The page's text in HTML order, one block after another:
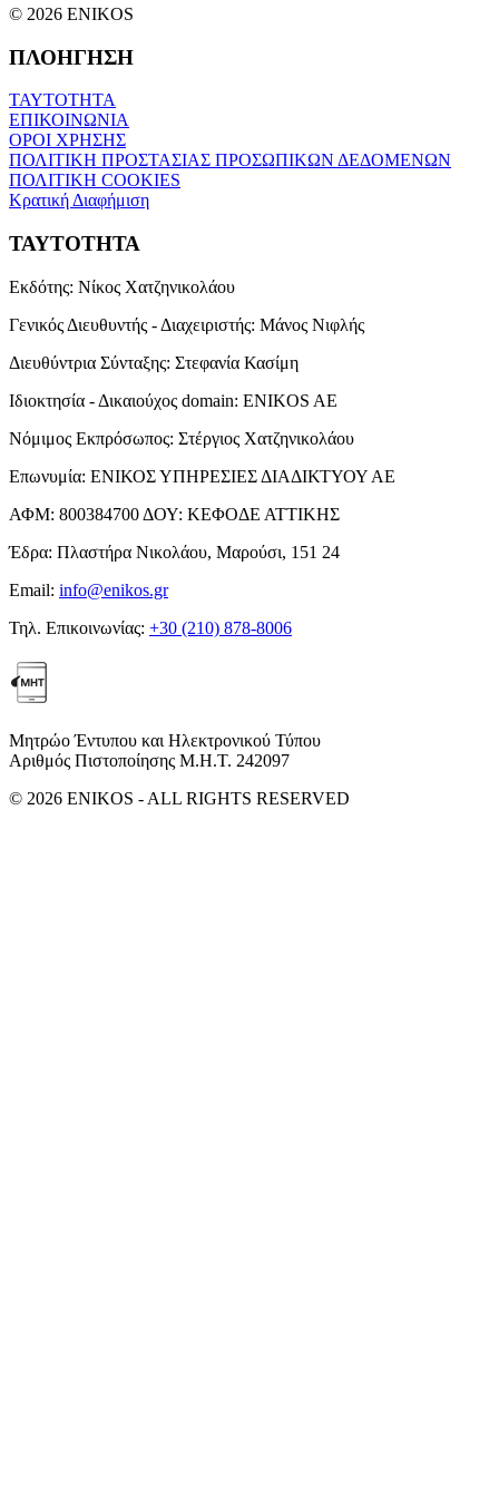
© 2026 ENIKOS
ΠΛΟΗΓΗΣΗ
ΤΑΥΤΟΤΗΤΑ
ΕΠΙΚΟΙΝΩΝΙΑ
ΟΡΟΙ ΧΡΗΣΗΣ
ΠΟΛΙΤΙΚΗ ΠΡΟΣΤΑΣΙΑΣ ΠΡΟΣΩΠΙΚΩΝ ΔΕΔΟΜΕΝΩΝ
ΠΟΛΙΤΙΚΗ COOKIES
Κρατική Διαφήμιση
ΤΑΥΤΟΤΗΤΑ
Εκδότης: Νίκος Χατζηνικολάου
Γενικός Διευθυντής - Διαχειριστής: Μάνος Νιφλής
Διευθύντρια Σύνταξης: Στεφανία Κασίμη
Ιδιοκτησία - Δικαιούχος domain: ENIKOS AE
Νόμιμος Εκπρόσωπος: Στέργιος Χατζηνικολάου
Επωνυμία: ΕΝΙΚΟΣ ΥΠΗΡΕΣΙΕΣ ΔΙΑΔΙΚΤΥΟΥ ΑΕ
ΑΦΜ: 800384700 ΔΟΥ: ΚΕΦΟΔΕ ΑΤΤΙΚΗΣ
Έδρα: Πλαστήρα Νικολάου, Μαρούσι, 151 24
Email: info@enikos.gr
Τηλ. Επικοινωνίας: +30 (210) 878-8006
Μητρώο Έντυπου και Ηλεκτρονικού Τύπου
Αριθμός Πιστοποίησης Μ.Η.Τ. 242097
© 2026 ENIKOS - ALL RIGHTS RESERVED